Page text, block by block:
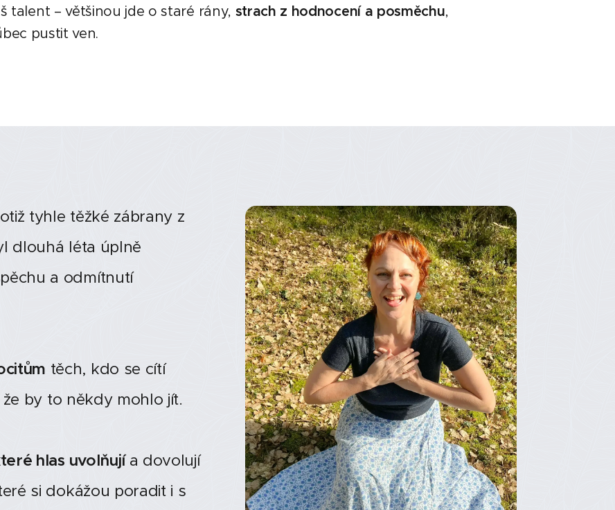
talent – většinou jde o staré rány, strach z hodnocení a posměchu,
pustit ven.
tyhle těžké zábrany z
dlouhá léta úplně
a odmítnutí
těch, kdo se cítí
by to někdy mohlo jít.
hlas uvolňujía dovolují
si dokážou poradit i s